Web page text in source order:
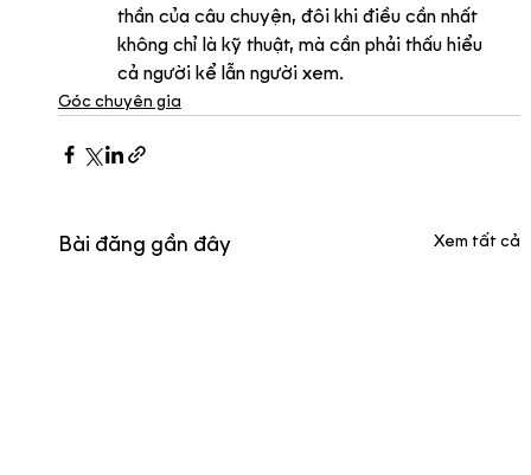
thần của câu chuyện, đôi khi điều cần nhất
không chỉ là kỹ thuật, mà cần phải thấu hiểu
cả người kể lẫn người xem.
Góc chuyên gia
Bài đăng gần đây Xem tất cả